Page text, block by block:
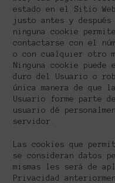
estado en el Sitio
justo antes y después
ninguna cookie
contactarse con el
o con cualquier otro
Ninguna cookie
duro del Usuario o
única manera de que
Usuario forme parte
usuario dé
servidor.
Las cookies que
se consideran datos
mismas les será de
Privacidad